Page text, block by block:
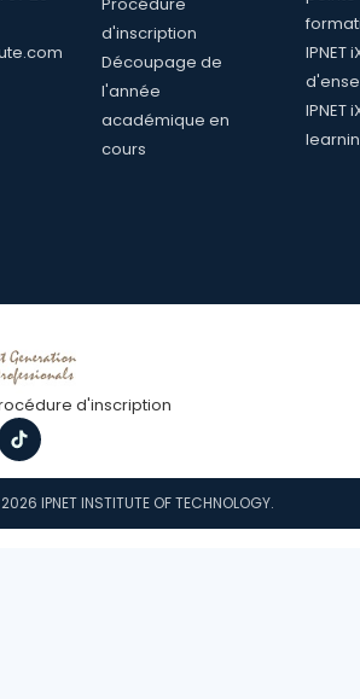
d'inscription
Découpage de
l'année
académique en
cours
IPNET
IPNET
d'inscription
IPNET INSTITUTE OF TECHNOLOGY.